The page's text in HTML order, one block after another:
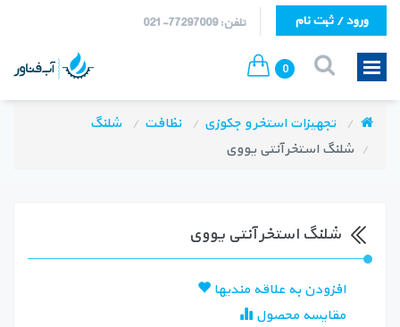
تلفن: 77297009-021 ورود / ثبت نام
0
تجهیزات استخر و جکوزی نظافت
شلنگ
شلنگ استخر آنتی یووی
شلنگ استخر آنتی یووی
افزودن به علاقه مندیها
مقایسه محصول